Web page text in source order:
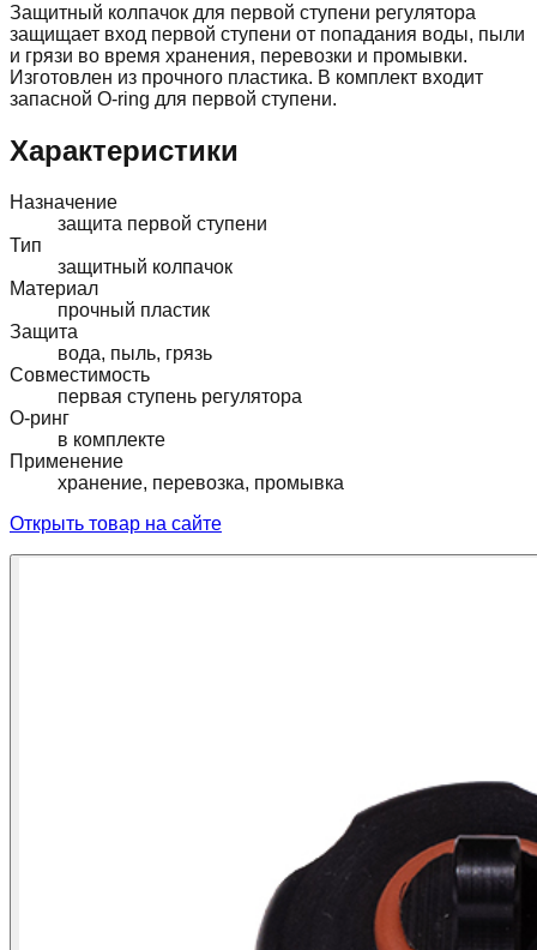
Защитный колпачок для первой ступени регулятора
защищает вход первой ступени от попадания воды, пыли
и грязи во время хранения, перевозки и промывки.
Изготовлен из прочного пластика. В комплект входит
запасной O-ring для первой ступени.
Характеристики
Назначение
защита первой ступени
Тип
защитный колпачок
Материал
прочный пластик
Защита
вода, пыль, грязь
Совместимость
первая ступень регулятора
O-ринг
в комплекте
Применение
хранение, перевозка, промывка
Открыть товар на сайте